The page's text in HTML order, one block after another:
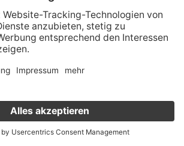
zum offiziellen Kraftstoffverbrauch und
spezifischen CO2-Emissionen neuer
können dem ‘Leitfaden über den
neuer Personenkraftwagen’ entnommen
Verkaufsstellen und bei der Deutschen
GmbH unter www.dat.de unentgeltlich
deinen Gebrauchten online